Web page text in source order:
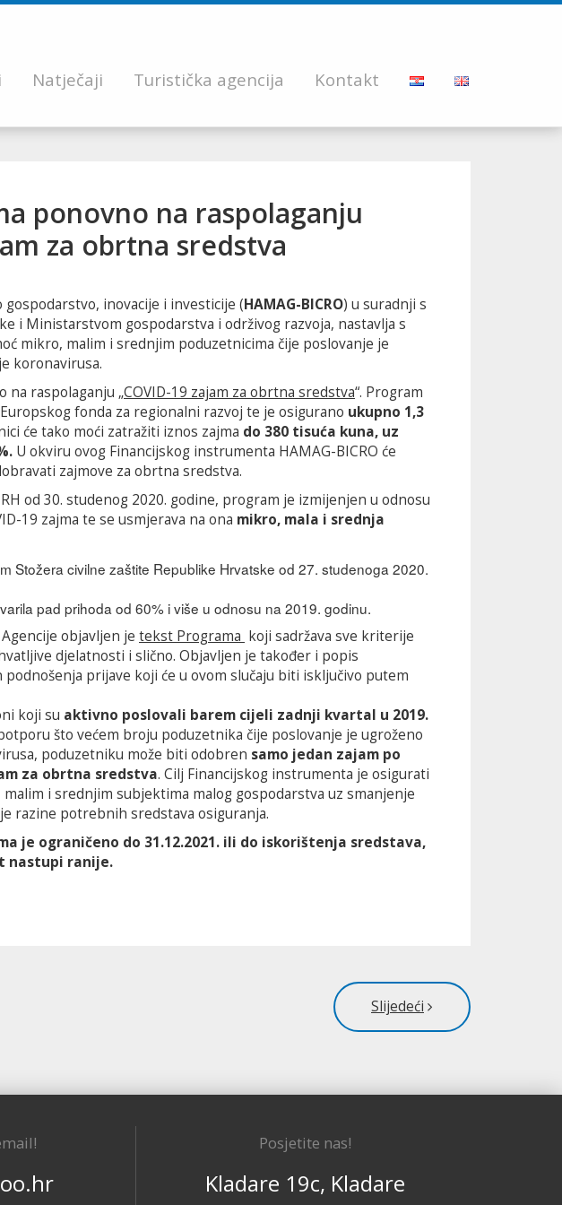
Natječaji Turistička agencija Kontakt
ponovno na raspolaganju
za obrtna sredstva
gospodarstvo, inovacije i investicije (HAMAG-BICRO) u suradnji s
i Ministarstvom gospodarstva i održivog razvoja, nastavlja s
mikro, malim i srednjim poduzetnicima čije poslovanje je
koronavirusa.
na raspolaganju „COVID-19 zajam za obrtna sredstva“. Program
fonda za regionalni razvoj te je osigurano ukupno 1,3
će tako moći zatražiti iznos zajma do 380 tisuća kuna, uz
U okviru ovog Financijskog instrumenta HAMAG-BICRO će
zajmove za obrtna sredstva.
od 30. studenog 2020. godine, program je izmijenjen u odnosu
19 zajma te se usmjerava na ona mikro, mala i srednja
Stožera civilne zaštite Republike Hrvatske od 27. studenoga 2020.
pad prihoda od 60% i više u odnosu na 2019. godinu.
objavljen je tekst Programa koji sadržava sve kriterije
djelatnosti i slično. Objavljen je također i popis
prijave koji će u ovom slučaju biti isključivo putem
koji su aktivno poslovali barem cijeli zadnji kvartal u 2019.
što većem broju poduzetnika čije poslovanje je ugroženo
poduzetniku može biti odobren samo jedan zajam po
za obrtna sredstva. Cilj Financijskog instrumenta je osigurati
i srednjim subjektima malog gospodarstva uz smanjenje
razine potrebnih sredstava osiguranja.
je ograničeno do 31.12.2021. ili do iskorištenja sredstava,
nastupi ranije.
Slijedeći
Posjetite nas!
Kladare 19c, Kladare